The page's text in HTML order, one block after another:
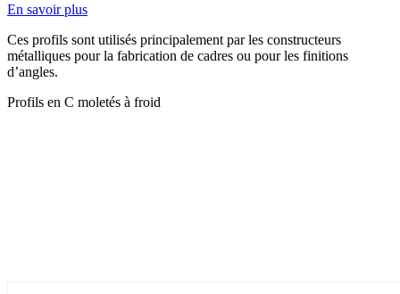
En savoir plus
Ces profils sont utilisés principalement par les constructeurs
métalliques pour la fabrication de cadres ou pour les finitions
d’angles.
Profils en C moletés à froid